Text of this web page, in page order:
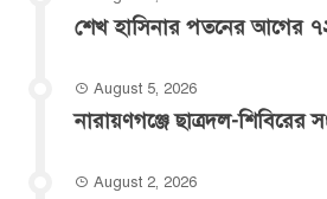
শেখ হাসিনার পতনের আগের ৭২
August 5, 2026
‎নারায়ণগঞ্জে ছাত্রদল-
August 2, 2026